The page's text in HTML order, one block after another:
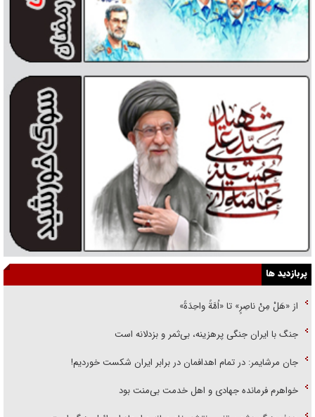
پربازدید ها
از «هَلْ مِنْ ناصِرٍ» تا «اُمَّةً واحِدَةً»
جنگ با ایران جنگی پرهزینه، بی‌ثمر و بزدلانه است
جان مرشایمر: در تمام اهدافمان در برابر ایران شکست خوردیم!
خواهرم فرمانده جهادی و اهل خدمت بی‌منت بود